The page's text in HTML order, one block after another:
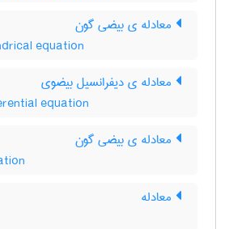
معادله ی بیضی گون
equation
معادله ی دیفرانسیل بیضوی
equation
معادله ی بیضی گون
معادله